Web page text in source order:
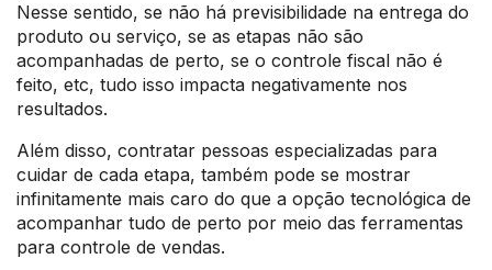
Nesse sentido, se não há previsibilidade na entrega do
produto ou serviço, se as etapas não são
acompanhadas de perto, se o controle fiscal não é
feito, etc, tudo isso impacta negativamente nos
resultados.
Além disso, contratar pessoas especializadas para
cuidar de cada etapa, também pode se mostrar
infinitamente mais caro do que a opção tecnológica de
acompanhar tudo de perto por meio das ferramentas
para controle de vendas.